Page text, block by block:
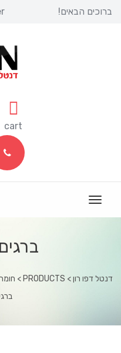
ברוכים הבאים!
cart
דנטל דפו רון >
PRODUCTS
>